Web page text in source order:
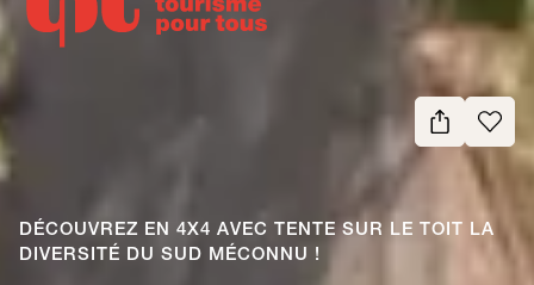
DÉCOUVREZ EN 4X4 AVEC TENTE SUR LE TOIT LA
DIVERSITÉ DU SUD MÉCONNU !